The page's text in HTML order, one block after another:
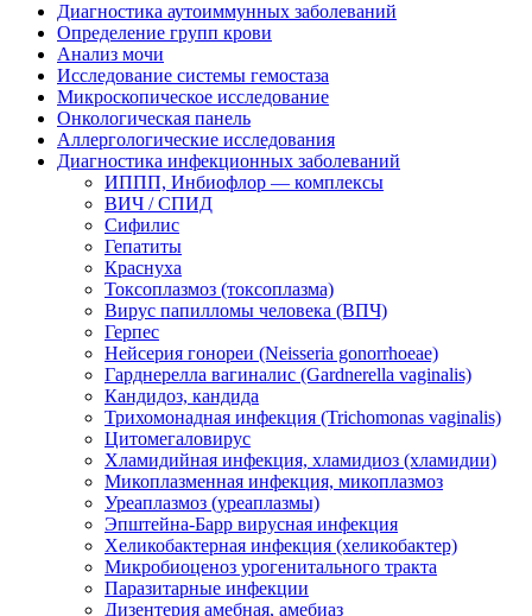
Диагностика аутоиммунных заболеваний
Определение групп крови
Анализ мочи
Исследование системы гемостаза
Микроскопическое исследование
Онкологическая панель
Аллергологические исследования
Диагностика инфекционных заболеваний
ИППП, Инбиофлор — комплексы
ВИЧ / СПИД
Сифилис
Гепатиты
Краснуха
Токсоплазмоз (токсоплазма)
Вирус папилломы человека (ВПЧ)
Герпес
Нейсерия гонореи (Neisseria gonorrhoeae)
Гарднерелла вагиналис (Gardnerella vaginalis)
Кандидоз, кандида
Трихомонадная инфекция (Trichomonas vaginalis)
Цитомегаловирус
Хламидийная инфекция, хламидиоз (хламидии)
Микоплазменная инфекция, микоплазмоз
Уреаплазмоз (уреаплазмы)
Эпштейна-Барр вирусная инфекция
Хеликобактерная инфекция (хеликобактер)
Микробиоценоз урогенитального тракта
Паразитарные инфекции
Дизентерия амебная, амебиаз